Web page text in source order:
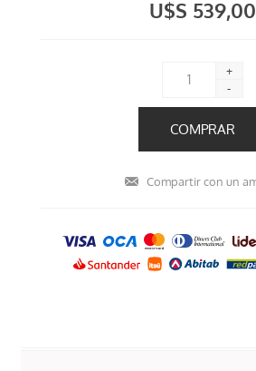
U$S 539,00
+
-